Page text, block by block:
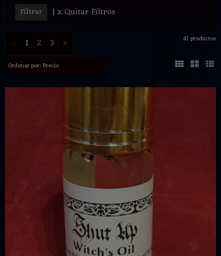
| x Quitar Filtros
1 2 3 > 41 productos
Ordenar por:Precio